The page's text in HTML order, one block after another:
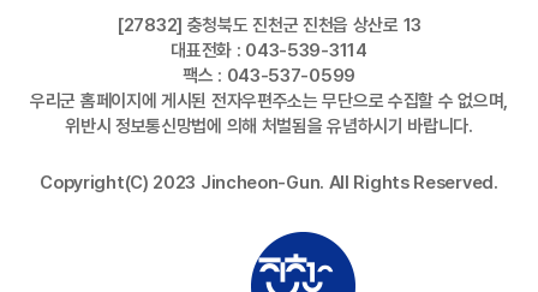
[27832] 충청북도 진천군 진천읍 상산로 13
대표전화 : 043-539-3114
팩스 : 043-537-0599
우리군 홈페이지에 게시된 전자우편주소는 무단으로 수집할 수 없으며,
위반시 정보통신망법에 의해 처벌됨을 유념하시기 바랍니다.
Copyright(C) 2023 Jincheon-Gun. All Rights Reserved.